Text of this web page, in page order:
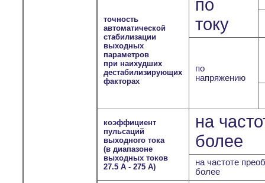
точность
автоматической
стабилизации
выходных
параметров
при наихудших
дестабилизирующих
факторах
по
току
по
напряжению
коэффициент
пульсаций
выходного тока
(в диапазоне
выходных токов
27.5 А - 275 А)
на
более
на частоте
более